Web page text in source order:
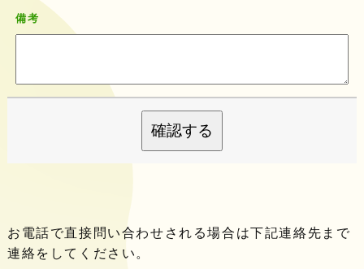
備考
確認する
お電話で直接問い合わせされる場合は下記連絡先まで
連絡をしてください。